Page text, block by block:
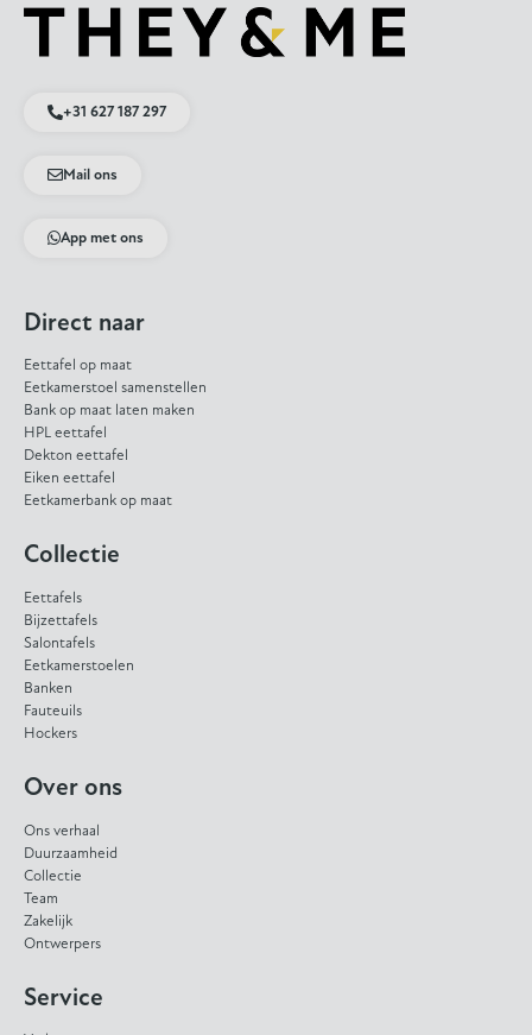
+31 627 187 297
Mail ons
App met ons
Direct naar
Eettafel op maat
Eetkamerstoel samenstellen
Bank op maat laten maken
HPL eettafel
Dekton eettafel
Eiken eettafel
Eetkamerbank op maat
Collectie
Eettafels
Bijzettafels
Salontafels
Eetkamerstoelen
Banken
Fauteuils
Hockers
Over ons
Ons verhaal
Duurzaamheid
Collectie
Team
Zakelijk
Ontwerpers
Service